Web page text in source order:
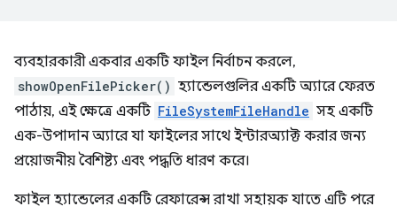
ব্যবহারকারী একবার একটি ফাইল নির্বাচন করলে,
showOpenFilePicker() হ্যান্ডেলগুলির একটি অ্যারে ফেরত
পাঠায়, এই ক্ষেত্রে একটি FileSystemFileHandle সহ একটি
এক-উপাদান অ্যারে যা ফাইলের সাথে ইন্টারঅ্যাক্ট করার জন্য
প্রয়োজনীয় বৈশিষ্ট্য এবং পদ্ধতি ধারণ করে।
ফাইল হ্যান্ডেলের একটি রেফারেন্স রাখা সহায়ক যাতে এটি পরে